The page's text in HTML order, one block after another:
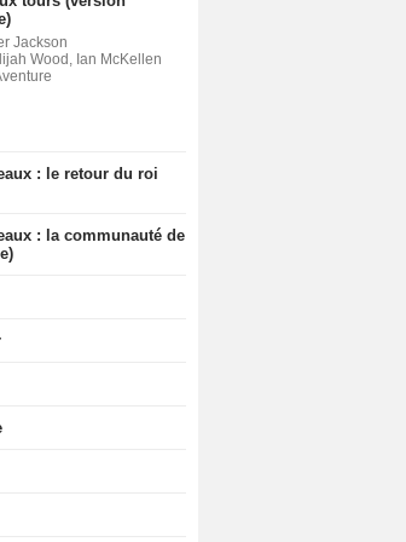
Jackson
Wood, Ian McKellen
: le retour du roi
: la communauté de